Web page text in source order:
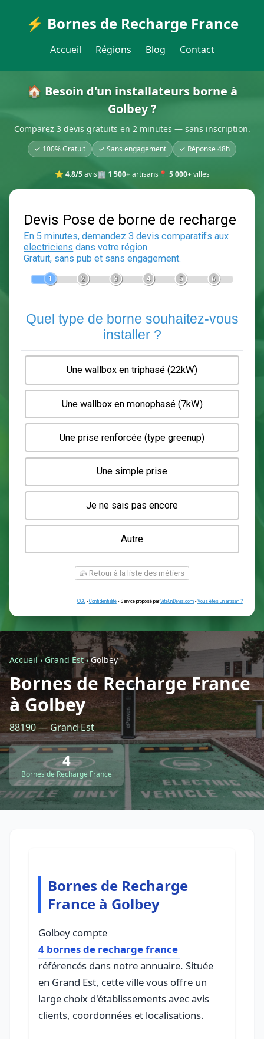
⚡ Bornes de Recharge France
Accueil Régions Blog Contact
🏠 Besoin d'un installateurs borne à
Golbey ?
Comparez 3 devis gratuits en 2 minutes — sans inscription.
✓ 100% Gratuit ✓ Sans engagement ✓ Réponse 48h
⭐ 4.8/5avis🏢 1 500+artisans 📍 5 000+villes
Devis Pose de borne de
En 5 minutes, demandez3 devis comparatifs
Gratuit, sans pub et sans engagement.
2 3 6
Quel type de borne souhaitez-
installer ?
Une wallbox en triphasé (22kW)
Une wallbox en monophasé (7kW)
Une prise renforcée (type greenup)
Une simple prise
Je ne sais pas encore
Autre
Retour à la liste des métiers
CGU-Confidentialité- Service proposé parViteUnDevis.com-Vous
Accueil› Grand Est›Golbey
Bornes de Recharge France
à Golbey
88190 — Grand Est
4
Bornes de Recharge France
Bornes de Recharge
France à Golbey
Golbey compte
4 bornes de recharge france
référencés dans notre annuaire. Située
en Grand Est, cette ville vous offre un
large choix d'établissements avec avis
clients, coordonnées et localisations.